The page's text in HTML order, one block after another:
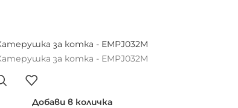
Добави в количка